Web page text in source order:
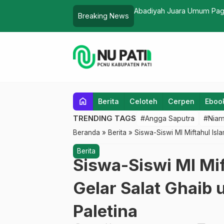
Breaking News
home Berita Celoteh Cerpen
TRENDING TAGS #Angga Saputra
Beranda » Berita » Siswa-Siswi MI Miftahul
Berita
Siswa-Siswi MI
Gelar Salat Ghaib
Paletina